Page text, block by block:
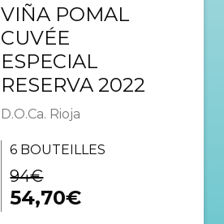
VIÑA POMAL
CUVÉE
ESPECIAL
RESERVA 2022
D.O.Ca. Rioja
6 BOUTEILLES
94€
54,70€